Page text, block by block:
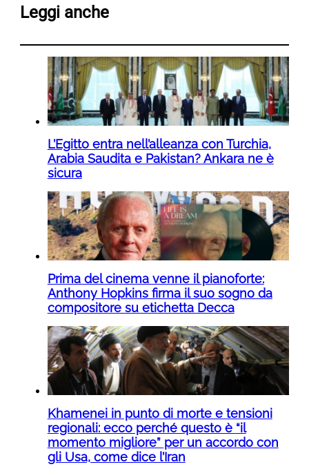
Leggi anche
L’Egitto entra nell’alleanza con Turchia,
Arabia Saudita e Pakistan? Ankara ne è
sicura
Prima del cinema venne il pianoforte:
Anthony Hopkins firma il suo sogno da
compositore su etichetta Decca
Khamenei in punto di morte e tensioni
regionali: ecco perché questo è “il
momento migliore” per un accordo con
gli Usa, come dice l’Iran